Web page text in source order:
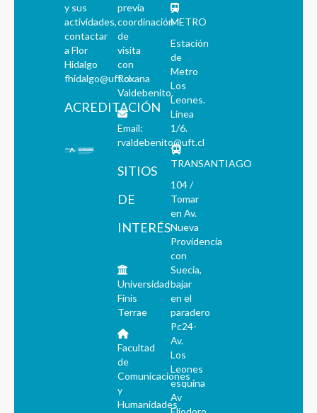
y sus
actividades,
contactar
a Flor
Hidalgo
fhidalgo@uft.cl
ACREDITACIÓN
previa
coordinación
de
visita
con
Roxana
Valdebenito.
Email:
rvaldebenito@uft.cl
SITIOS
DE
INTERÉS
Universidad
Finis
Terrae
Facultad
de
Comunicaciones
y
Humanidades
METRO
Estación
de
Metro
Los
Leones.
Línea
1/6.
TRANSANTIAGO
104 /
Tomar
en Av.
Nueva
Providencia
con
Suecia,
bajar
en el
paradero
Pc24-
Av.
Los
Leones
esquina
Av